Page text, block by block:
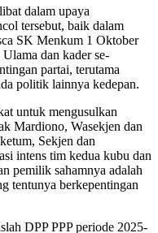
dalam upaya
tersebut, baik dalam
SK Menkum 1 Oktober
dan kader se-
partai, terutama
politik lainnya kedepan.
untuk mengusulkan
Mardiono, Wasekjen dan
Sekjen dan
intens tim kedua kubu dan
pemilik sahamnya adalah
tentunya berkepentingan
DPP PPP periode 2025-